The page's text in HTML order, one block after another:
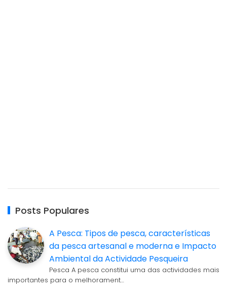
Posts Populares
A Pesca: Tipos de pesca, características
da pesca artesanal e moderna e Impacto
Ambiental da Actividade Pesqueira
Pesca A pesca constitui uma das actividades mais
importantes para o melhorament…